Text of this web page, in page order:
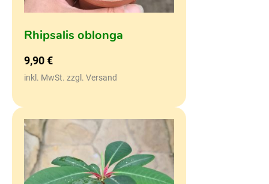
Rhipsalis oblonga
9,90€
inkl. MwSt. zzgl. Versand